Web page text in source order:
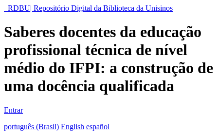
RDBU| Repositório Digital da Biblioteca da Unisinos
Saberes docentes da educação
profissional técnica de nível
médio do IFPI: a construção de
uma docência qualificada
Entrar
português (Brasil) English español